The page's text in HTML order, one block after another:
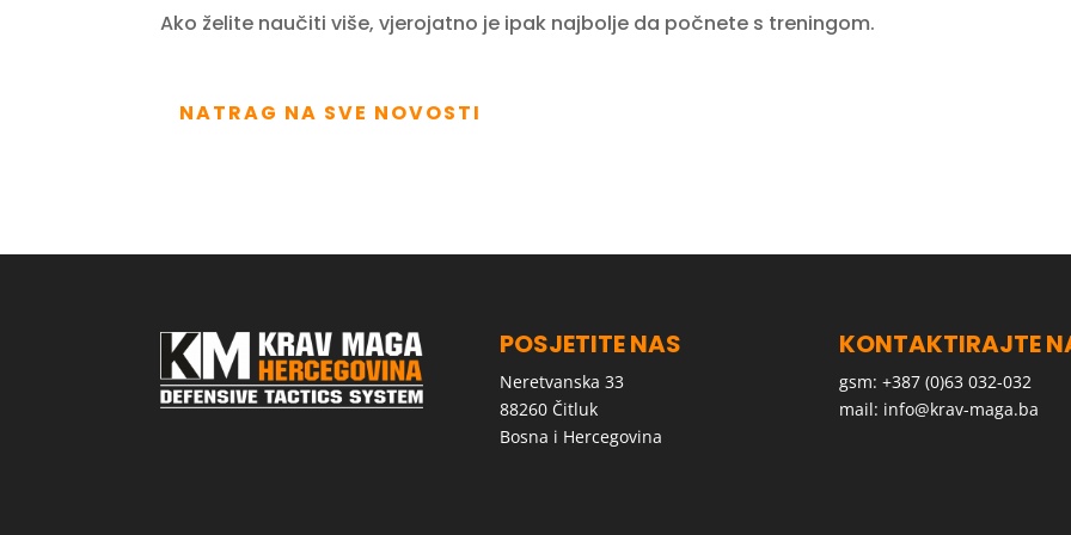
Ako želite naučiti više, vjerojatno je ipak najbolje da počnete s treningom.
NATRAG NA SVE NOVOSTI
POSJETITE NAS
Neretvanska 33
88260 Čitluk
Bosna i Hercegovina
KONTAKTIRAJTE
gsm: +387 (0)63 032-032
mail: info@krav-maga.ba